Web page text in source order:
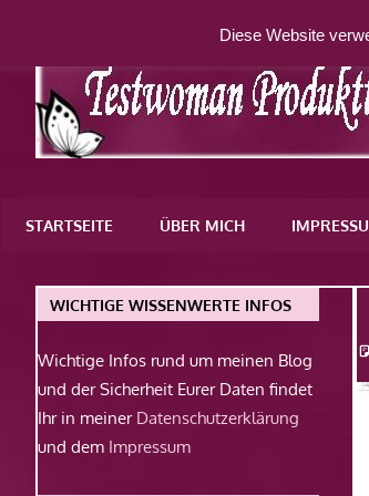
springen
WordPress-
STARTSEITE ÜBER MICH
WICHTIGE WISSENWERTE INFOS
Wichtige Infos rund um meinen Blog
und der Sicherheit Eurer Daten findet
Ihr in meiner Datenschutzerklärung
und dem Impressum
Diese Website